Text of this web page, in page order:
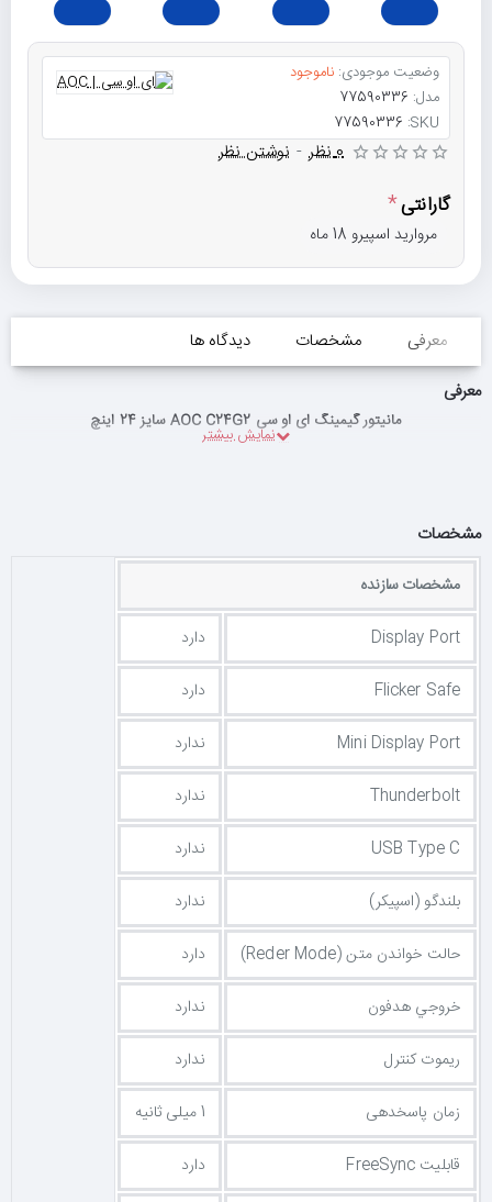
وضعیت موجودی: ناموجود
مدل: 77590336
SKU:
77590336
0 نظر - نوشتن نظر
گارانتی
مروارید اسپیرو 18 ماه
معرفی مشخصات
دیدگاه ها
معرفی
مانیتور گیمینگ ای او سی AOC C24G2 سایز 24 اینچ
مشخصات
مشخصات سازنده
Display Port
دارد
Flicker Safe
دارد
Mini Display Port
ندارد
Thunderbolt
ندارد
USB Type C
ندارد
بلندگو (اسپیکر)
ندارد
حالت خواندن متن (Reder Mode)
دارد
خروجي هدفون
ندارد
ریموت کنترل
ندارد
زمان پاسخدهی
1 میلی ثانیه
قابلیت FreeSync
دارد